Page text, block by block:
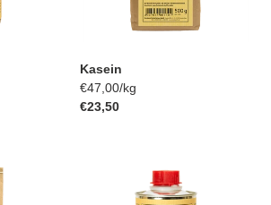
e
Kasein
Einzelpreis
€47,00/pro
kg
Normaler
€23,50